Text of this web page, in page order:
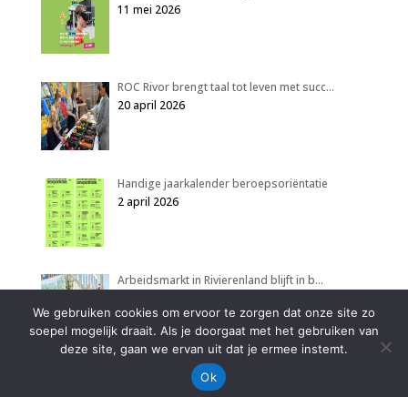
11 mei 2026
ROC Rivor brengt taal tot leven met succ…
20 april 2026
Handige jaarkalender beroepsoriëntatie
2 april 2026
Arbeidsmarkt in Rivierenland blijft in b…
We gebruiken cookies om ervoor te zorgen dat onze site zo
soepel mogelijk draait. Als je doorgaat met het gebruiken van
deze site, gaan we ervan uit dat je ermee instemt.
Ok